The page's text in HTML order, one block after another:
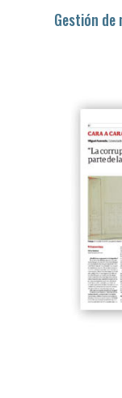
Gestión de